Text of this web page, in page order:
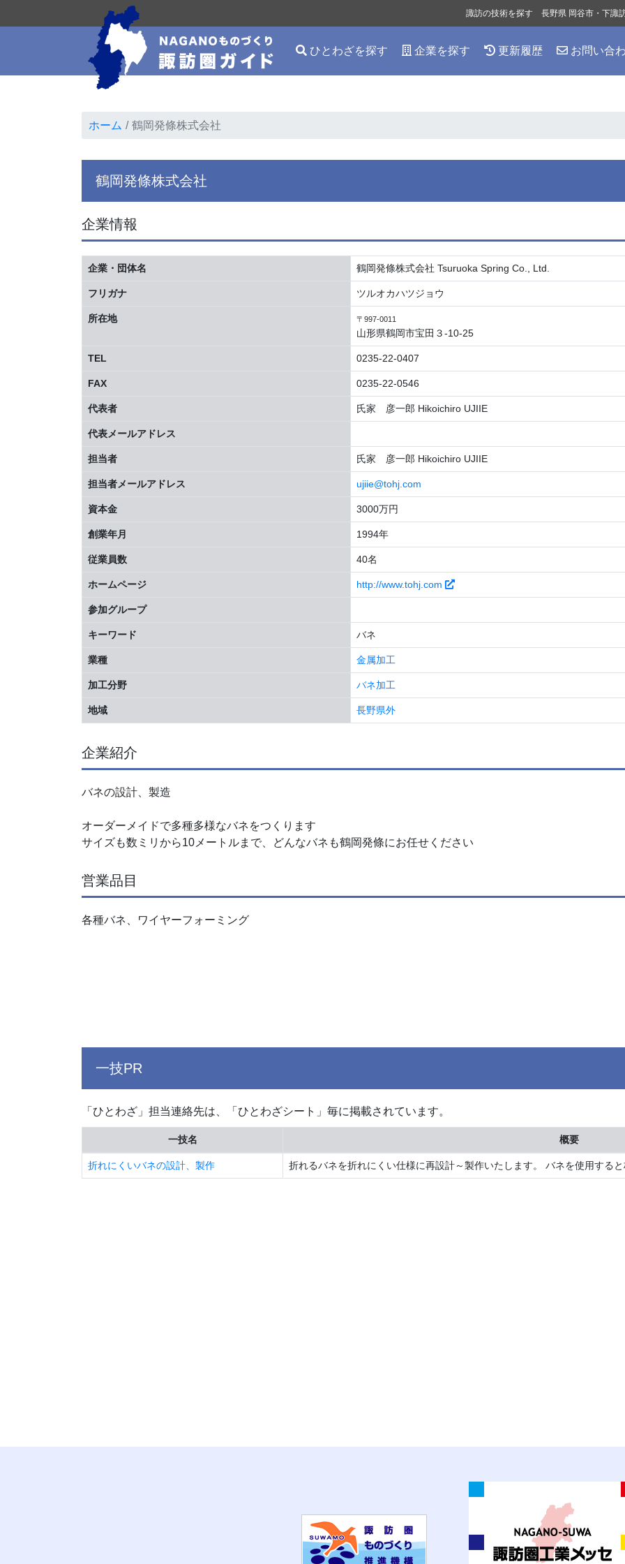
ひとわざを探す 企業を探す 更新履歴 お問い合
諏訪の技術を探す 長野県 岡谷市・下諏
ホーム 鶴岡発條株式会社
鶴岡発條株式会社
企業情報
企業・団体名 鶴岡発條株式会社 Tsuruoka Spring Co., Ltd.
フリガナ ツルオカハツジョウ
所在地 〒997-0011
山形県鶴岡市宝田３-10-25
TEL 0235-22-0407
FAX 0235-22-0546
代表者 氏家 彦一郎 Hikoichiro UJIIE
代表メールアドレス
担当者 氏家 彦一郎 Hikoichiro UJIIE
担当者メールアドレス ujiie@tohj.com
資本金 3000万円
創業年月 1994年
従業員数 40名
ホームページ http://www.tohj.com
参加グループ
キーワード バネ
業種 金属加工
加工分野 バネ加工
地域 長野県外
企業紹介
バネの設計、製造
オーダーメイドで多種多様なバネをつくります
サイズも数ミリから10メートルまで、どんなバネも鶴岡発條にお任せください
営業品目
各種バネ、ワイヤーフォーミング
一技PR
「ひとわざ」担当連絡先は、「ひとわざシート」毎に掲載されています。
一技名 概要
折れにくいバネの設計、製作 折れるバネを折れにくい仕様に再設計～製作いたします。 バネを使用すると